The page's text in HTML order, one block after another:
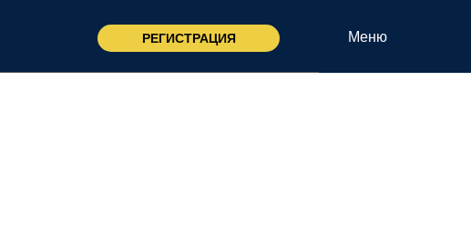
Меню
РЕГИСТРАЦИЯ